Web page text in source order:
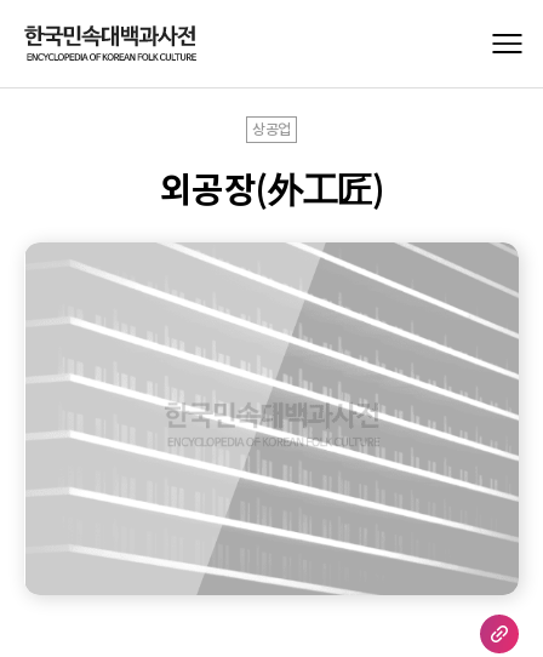
상공업
외공장(外工匠)